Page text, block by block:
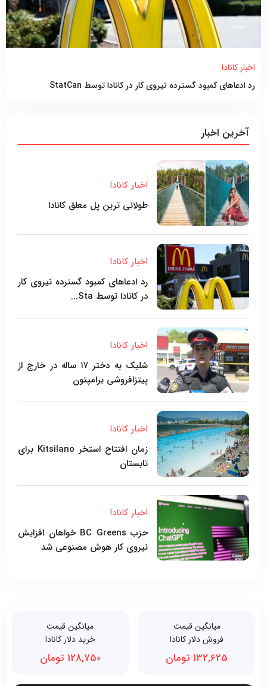
اخبار کانادا
رد ادعاهای کمبود گسترده نیروی کار در کانادا توسط StatCan
آخرین اخبار
اخبار کانادا
طولانی ترین پل معلق کانادا
اخبار کانادا
رد ادعاهای کمبود گسترده نیروی کار
در کانادا توسط Sta...
اخبار کانادا
شلیک به دختر ۱۷ ساله در خارج از
پیتزافروشی برامپتون
اخبار کانادا
زمان افتتاح استخر Kitsilano برای
تابستان
اخبار کانادا
حزب BC Greens خواهان افزایش
نیروی کار هوش مصنوعی شد
میانگین قیمت
فروش دلار کانادا
132,625 تومان
میانگین قیمت
خرید دلار کانادا
128,750 تومان